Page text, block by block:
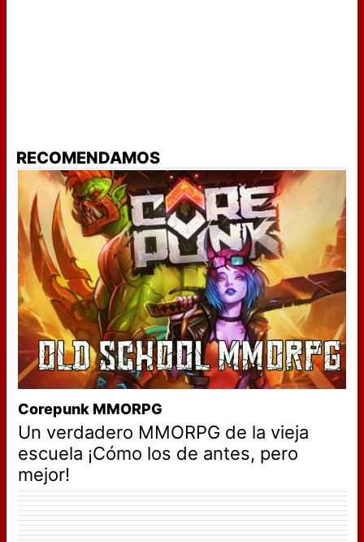
RECOMENDAMOS
Corepunk MMORPG
Un verdadero MMORPG de la vieja
escuela ¡Cómo los de antes, pero
mejor!